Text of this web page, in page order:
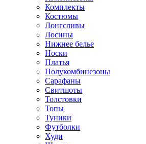
Комплекты
Костюмы
Лонгсливы
Лосины
Нижнее белье
Носки
Платья
Полукомбинезоны
Сарафаны
Свитшоты
Толстовки
Топы
Туники
Футболки
Худи